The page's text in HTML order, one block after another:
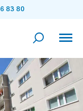
83 80